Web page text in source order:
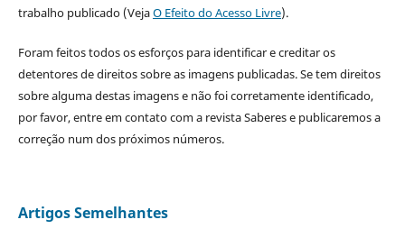
trabalho publicado (VejaO Efeito do Acesso Livre).
Foram feitos todos os esforços para identificar e creditar os
detentores de direitos sobre as imagens publicadas. Se tem direitos
sobre alguma destas imagens e não foi corretamente identificado,
por favor, entre em contato com a revista Saberes e publicaremos a
correção num dos próximos números.
Artigos Semelhantes